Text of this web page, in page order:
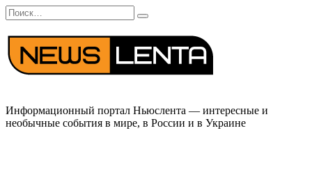
Перейти
к
содержанию
Search
for:
Информационный портал Ньюслента — интересные и
необычные события в мире, в России и в Украине